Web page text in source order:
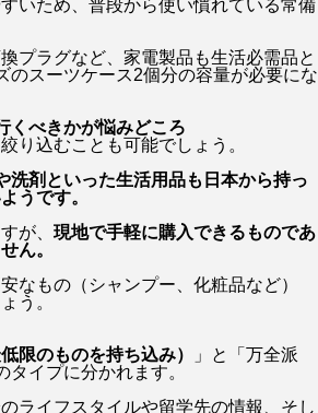
いため、普段から使い慣れている常備
プラグなど、家電製品も生活必需品と
のスーツケース2個分の容量が必要にな
くべきかが悩みどころ
り込むことも可能でしょう。
洗剤といった生活用品も日本から持っ
うです。
が、 現地で手軽に購入できるものであ
ん。
なもの（シャンプー、化粧品など）
う。
限のものを持ち込み） 」と「 万全派
タイプに分かれます。
ライフスタイルや留学先の情報、そし